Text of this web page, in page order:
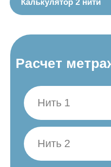
Калькулятор 2 нити